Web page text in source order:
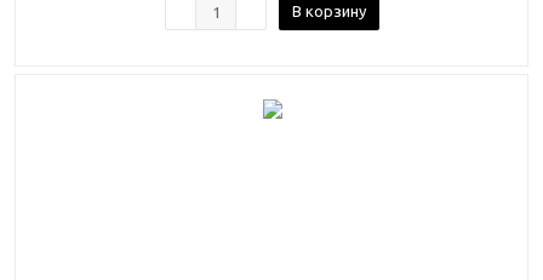
В корзину